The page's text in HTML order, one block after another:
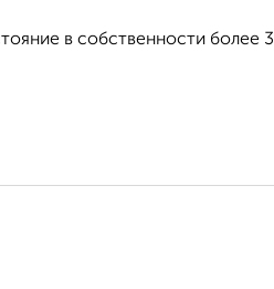
в собственности более 3